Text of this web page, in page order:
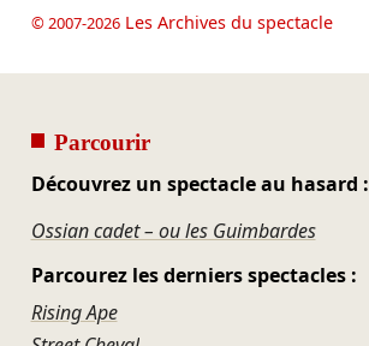
© 2007-2026Les Archives du spectacle
Parcourir
Découvrez un spectacle au hasard :
Ossian cadet – ou les Guimbardes
Parcourez les derniers spectacles :
Rising Ape